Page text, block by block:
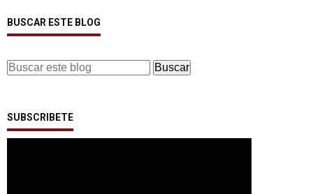
BUSCAR ESTE BLOG
SUBSCRIBETE